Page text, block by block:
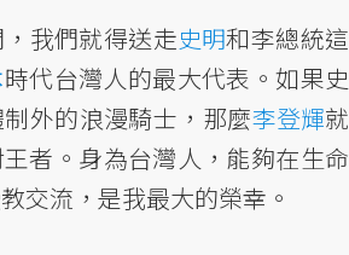
我們就得送走史明和李總統這
時代台灣人的最大代表。如果史
外的浪漫騎士，那麼李登輝就
者。身為台灣人，能夠在生命
交流，是我最大的榮幸。